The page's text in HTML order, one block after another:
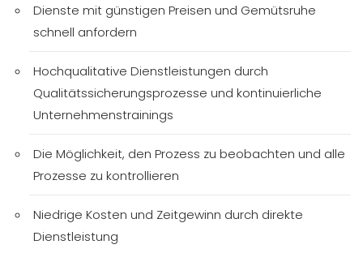
Dienste mit günstigen Preisen und Gemütsruhe
schnell anfordern
Hochqualitative Dienstleistungen durch
Qualitätssicherungsprozesse und kontinuierliche
Unternehmenstrainings
Die Möglichkeit, den Prozess zu beobachten und alle
Prozesse zu kontrollieren
Niedrige Kosten und Zeitgewinn durch direkte
Dienstleistung